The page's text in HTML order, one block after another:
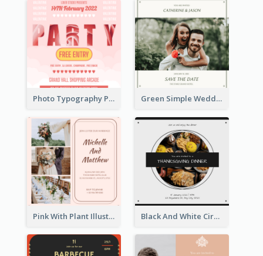
Photo Typography Party Invitation Design Templates Green Simple Wedding Photo Wedding Invitation
Pink With Plant Illustration Wedding Party Invitation Black And White Circle Photo Thanksgiving Dinner Invitation